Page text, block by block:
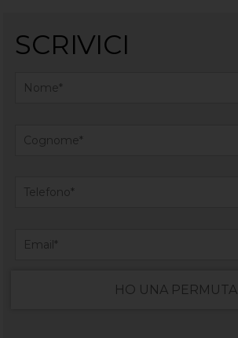
SCRIVICI
HO UNA PERMUTA